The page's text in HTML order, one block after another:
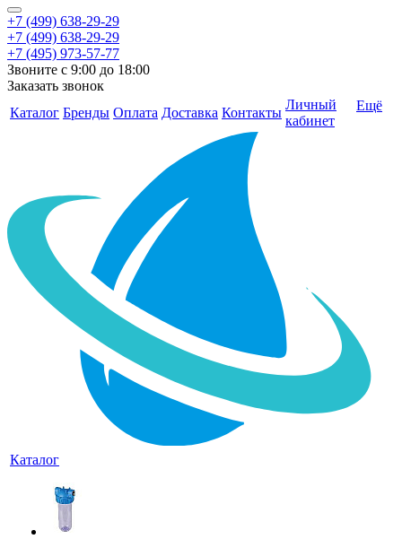
+7 (499) 638-29-29
+7 (499) 638-29-29
+7 (495) 973-57-77
Звоните с 9:00 до 18:00
Заказать звонок
Каталог Бренды Оплата Доставка Контакты
Личный
кабинет
Ещё
Каталог